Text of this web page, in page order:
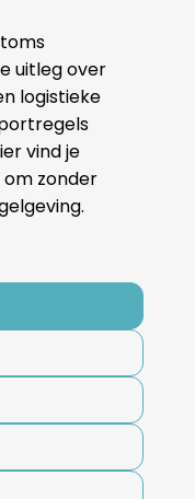
uitleg over
logistieke
vind je
zonder